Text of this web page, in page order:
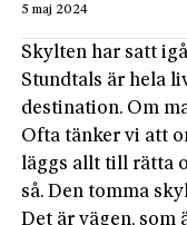
5 maj 2024
Skylten har satt
Stundtals är hela
destination. Om
Ofta tänker vi att
läggs allt till rätta
så. Den tomma
Det är vägen, som